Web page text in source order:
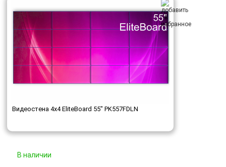
Видеостена 4x4 EliteBoard 55" PK557FDLN
В наличии